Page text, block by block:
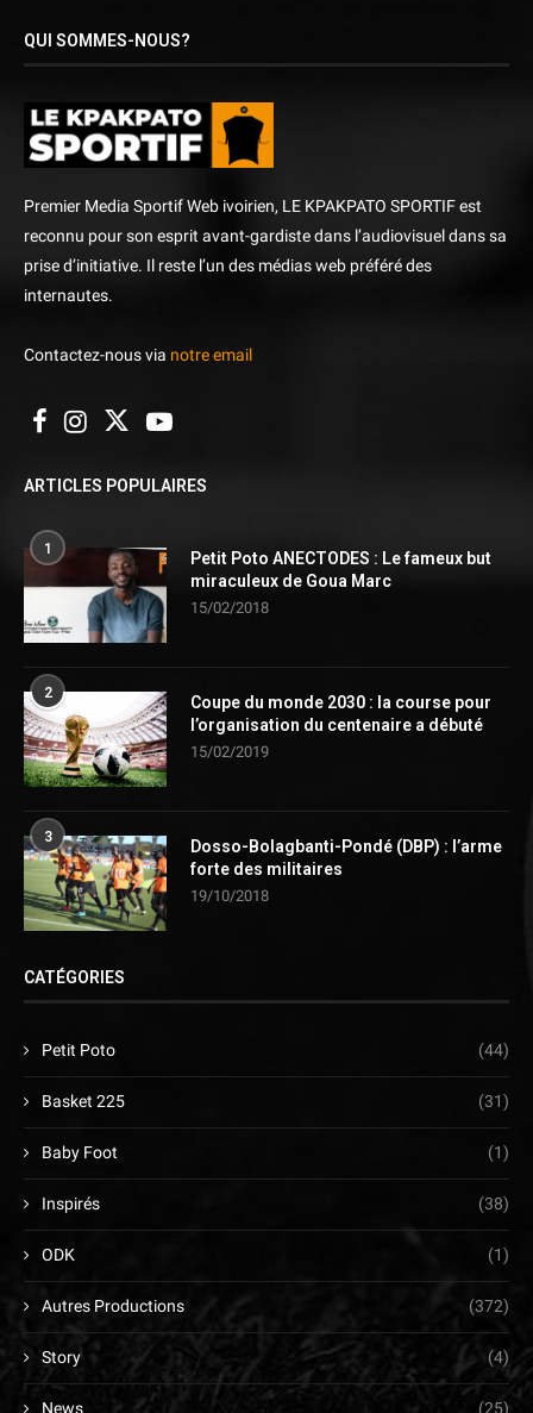
QUI SOMMES-NOUS?
Premier Media Sportif Web ivoirien, LE KPAKPATO SPORTIF est
reconnu pour son esprit avant-gardiste dans l’audiovisuel dans sa
prise d’initiative. Il reste l’un des médias web préféré des
internautes.
Contactez-nous via notre email
ARTICLES POPULAIRES
1
Petit Poto ANECTODES : Le fameux but
miraculeux de Goua Marc
15/02/2018
2
Coupe du monde 2030 : la course pour
l’organisation du centenaire a débuté
15/02/2019
3
Dosso-Bolagbanti-Pondé (DBP) : l’arme
forte des militaires
19/10/2018
CATÉGORIES
Petit Poto (44)
Basket 225 (31)
Baby Foot (1)
Inspirés (38)
ODK (1)
Autres Productions (372)
Story (4)
News (25)